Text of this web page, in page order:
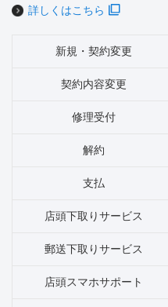
詳しくはこちら
新規・契約変更
契約内容変更
修理受付
解約
支払
店頭下取りサービス
郵送下取りサービス
店頭スマホサポート